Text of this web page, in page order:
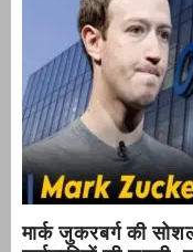
मार्क जुकरबर्ग की